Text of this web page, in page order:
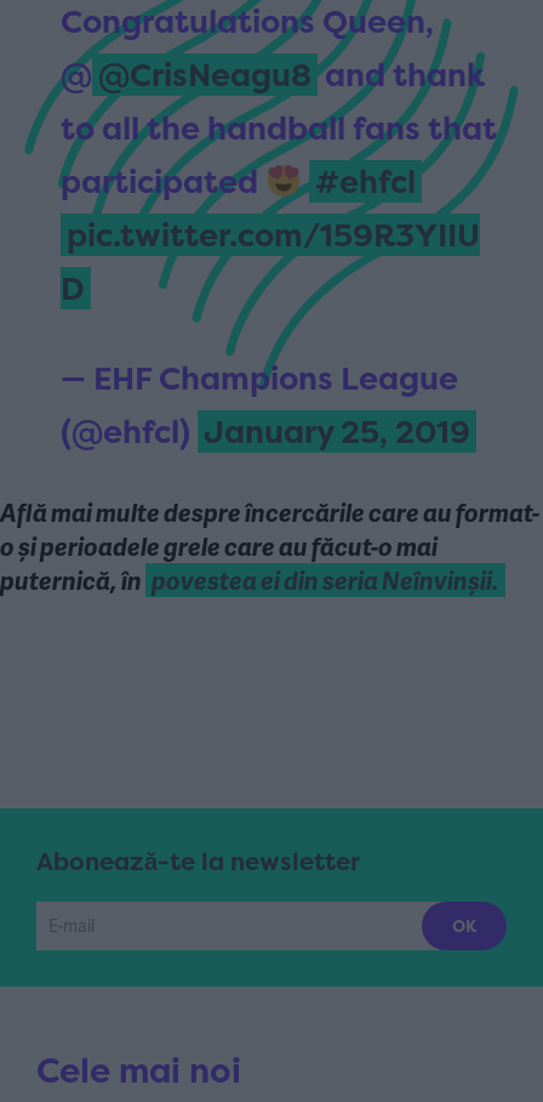
Congratulations Queen,
@ @CrisNeagu8and thank
to all the handball fans that
participated
#ehfcl
pic.twitter.com/159R3YIIU
D
— EHF Champions League
(@ehfcl) January 25, 2019
Află mai multe despre încercările care au format-
o și perioadele grele care au făcut-o mai
puternică, în povestea ei din seria Neînvinșii.
Abonează-te la newsletter
Cele mai noi